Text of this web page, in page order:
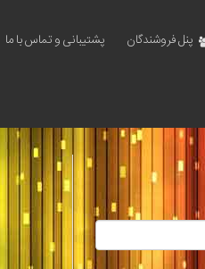
پنل فروشندگان پشتیبانی و تماس با ما